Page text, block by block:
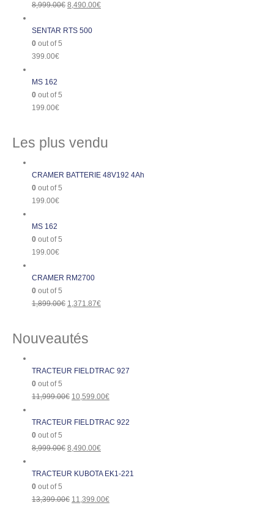
8,999.00€ 8,490.00€
SENTAR RTS 500
0 out of 5
399.00€
MS 162
0 out of 5
199.00€
Les plus vendu
CRAMER BATTERIE 48V192 4Ah
0 out of 5
199.00€
MS 162
0 out of 5
199.00€
CRAMER RM2700
0 out of 5
1,899.00€ 1,371.87€
Nouveautés
TRACTEUR FIELDTRAC 927
0 out of 5
11,999.00€ 10,599.00€
TRACTEUR FIELDTRAC 922
0 out of 5
8,999.00€ 8,490.00€
TRACTEUR KUBOTA EK1-221
0 out of 5
13,399.00€ 11,399.00€